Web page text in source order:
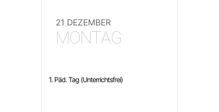
21 DEZEMBER
MONTAG
1. Päd. Tag (Unterrichtsfrei)